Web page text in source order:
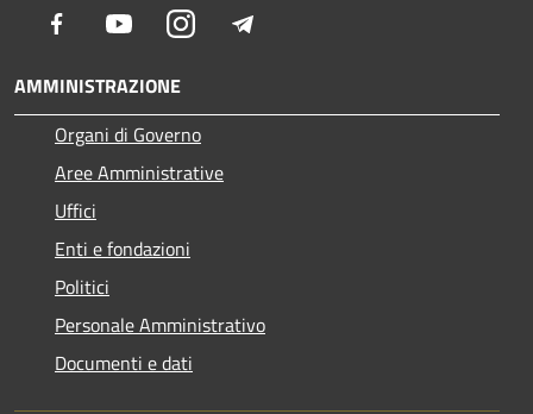
Facebook YoutubeInstagram
AMMINISTRAZIONE
Organi di Governo
Aree Amministrative
Uffici
Enti e fondazioni
Politici
Personale Amministrativo
Documenti e dati